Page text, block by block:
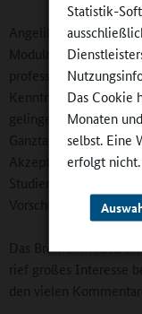
Statistik-
Das Cookie
Monaten
selbst. Eine
erfolgt nicht.
Angelika Wunsch
Modulreihe endet, und
Kenntnisstand über
gelinge es auch,
Ganztagsschule als
Akzeptanz. Plötzlich
Studierenden und
Vorschläge fließen in
Das Bremer Modell
rief großes Interesse
den vielen